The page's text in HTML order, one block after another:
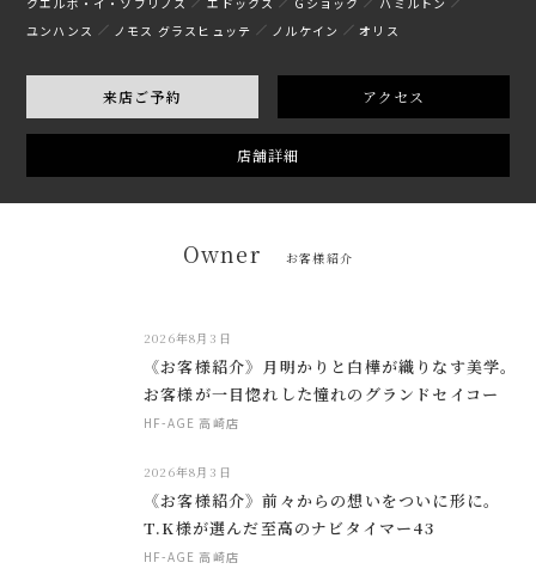
ユンハンス
ノモス グラスヒュッテ ノルケイン オリス
来店ご予約 アクセス
店舗詳細
Owner お客様紹介
2026年8月3日
《お客様紹介》月明かりと白樺が織りなす美学。
お客様が一目惚れした憧れのグランドセイコー
HF-AGE 高崎店
2026年8月3日
《お客様紹介》前々からの想いをついに形に。
T.K様が選んだ至高のナビタイマー43
HF-AGE 高崎店